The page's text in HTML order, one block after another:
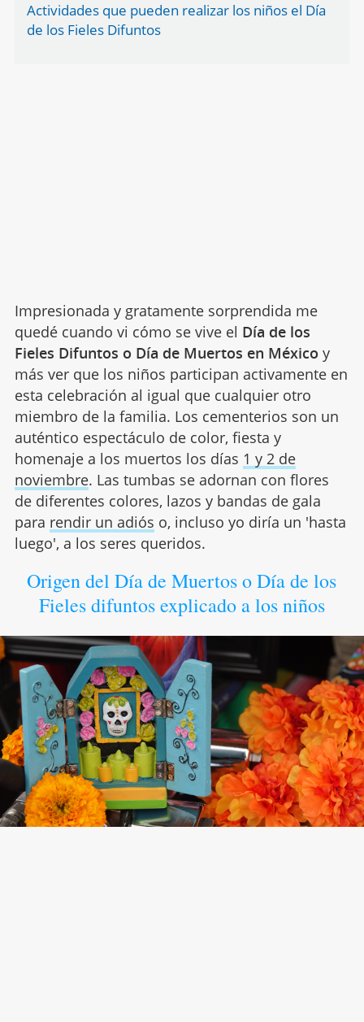
Actividades que pueden realizar los niños el Día
de los Fieles Difuntos
Impresionada y gratamente sorprendida me
quedé cuando vi cómo se vive el Día de los
Fieles Difuntos o Día de Muertos en México y
más ver que los niños participan activamente en
esta celebración al igual que cualquier otro
miembro de la familia. Los cementerios son un
auténtico espectáculo de color, fiesta y
homenaje a los muertos los días 1 y 2 de
noviembre. Las tumbas se adornan con flores
de diferentes colores, lazos y bandas de gala
para rendir un adiós o, incluso yo diría un 'hasta
luego', a los seres queridos.
Origen del Día de Muertos o Día de los
Fieles difuntos explicado a los niños